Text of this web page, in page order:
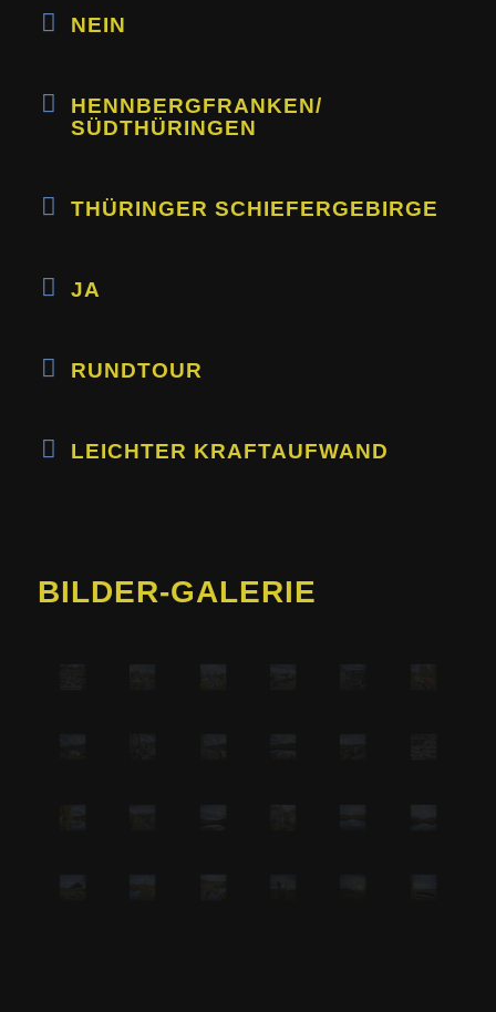
NEIN
HENNBERG­FRANKEN/
SÜDTHÜRINGEN
THÜRINGER SCHIEFERGEBIRGE
JA
RUNDTOUR
LEICHTER KRAFTAUFWAND
BILDER-GALERIE